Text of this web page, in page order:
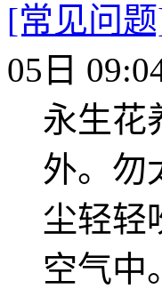
[常见问
05日
永生花
外。勿
尘轻轻
空气中。